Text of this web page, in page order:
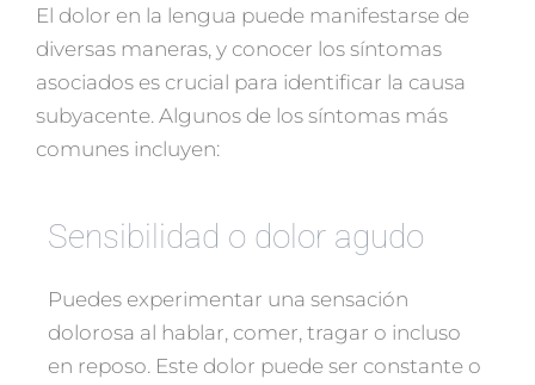
El dolor en la lengua puede manifestarse de
diversas maneras, y conocer los síntomas
asociados es crucial para identificar la causa
subyacente. Algunos de los síntomas más
comunes incluyen:
Sensibilidad o dolor agudo
Puedes experimentar una sensación
dolorosa al hablar, comer, tragar o incluso
en reposo. Este dolor puede ser constante o